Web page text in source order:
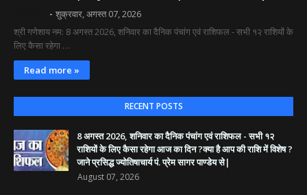
शुक्रवार, अगस्त 07, 2026
श्री गणेशाय नम: 8 अगस्त 2026, शनिवार का दैनिक पंचांग एवं राशिफल - सभी १२ राशियों के
लिए कैसा रहेगा …
Read more »
RECENT POSTS
8 अगस्त 2026, शनिवार का दैनिक पंचांग एवं राशिफल - सभी १२
राशियों के लिए कैसा रहेगा आज का दिन ?क्या है आप की राशि में विशेष ?
जाने प्रसिद्ध ज्योतिषाचार्य पं. प्रेम सागर पाण्डेय से|
August 07, 2026